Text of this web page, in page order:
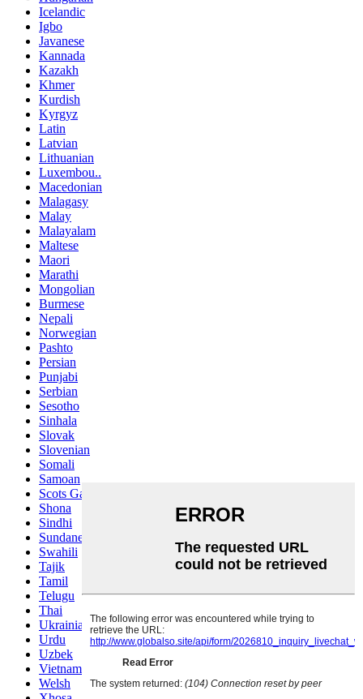
Icelandic
Igbo
Javanese
Kannada
Kazakh
Khmer
Kurdish
Kyrgyz
Latin
Latvian
Lithuanian
Luxembou..
Macedonian
Malagasy
Malay
Malayalam
Maltese
Maori
Marathi
Mongolian
Burmese
Nepali
Norwegian
Pashto
Persian
Punjabi
Serbian
Sesotho
Sinhala
Slovak
Slovenian
Somali
Samoan
Scots Gaelic
Shona
Sindhi
Sundanese
Swahili
Tajik
Tamil
Telugu
Thai
Ukrainian
Urdu
Uzbek
Vietnamese
Welsh